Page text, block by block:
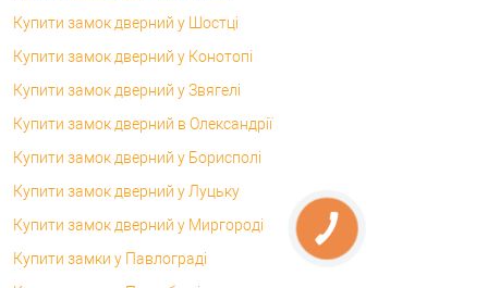
Купити замок дверний у Шостці
Купити замок дверний у Конотопі
Купити замок дверний у Звягелі
Купити замок дверний в Олександрії
Купити замок дверний у Борисполі
Купити замок дверний у Луцьку
Купити замок дверний у Миргороді
Купити замки у Павлограді